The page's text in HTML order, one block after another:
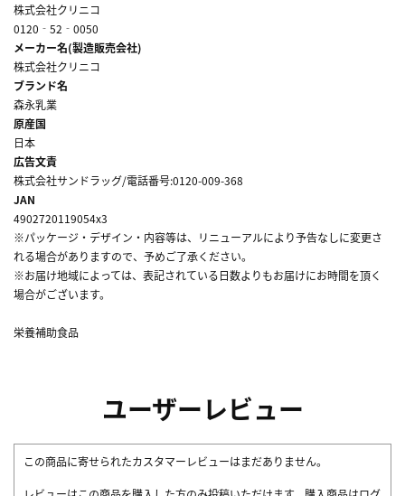
株式会社クリニコ
0120‐52‐0050
メーカー名(製造販売会社)
株式会社クリニコ
ブランド名
森永乳業
原産国
日本
広告文責
株式会社サンドラッグ/電話番号:0120-009-368
JAN
4902720119054x3
※パッケージ・デザイン・内容等は、リニューアルにより予告なしに変更さ
れる場合がありますので、予めご了承ください。
※お届け地域によっては、表記されている日数よりもお届けにお時間を頂く
場合がございます。
栄養補助食品
ユーザーレビュー
この商品に寄せられたカスタマーレビューはまだありません。